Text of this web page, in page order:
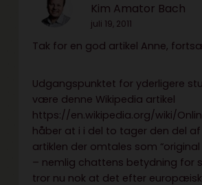
Kim Amator Bach
juli 19, 2011
Tak for en god artikel Anne,
Udgangspunktet for yderligere
være denne Wikipedia artikel
https://en.wikipedia.org/wiki/
håber at i i del to tager den del af
artiklen der omtales som
– nemlig chattens betydning for
tror nu nok at det efter